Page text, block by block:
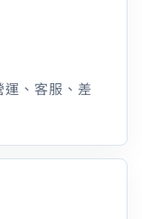
運、客服、差